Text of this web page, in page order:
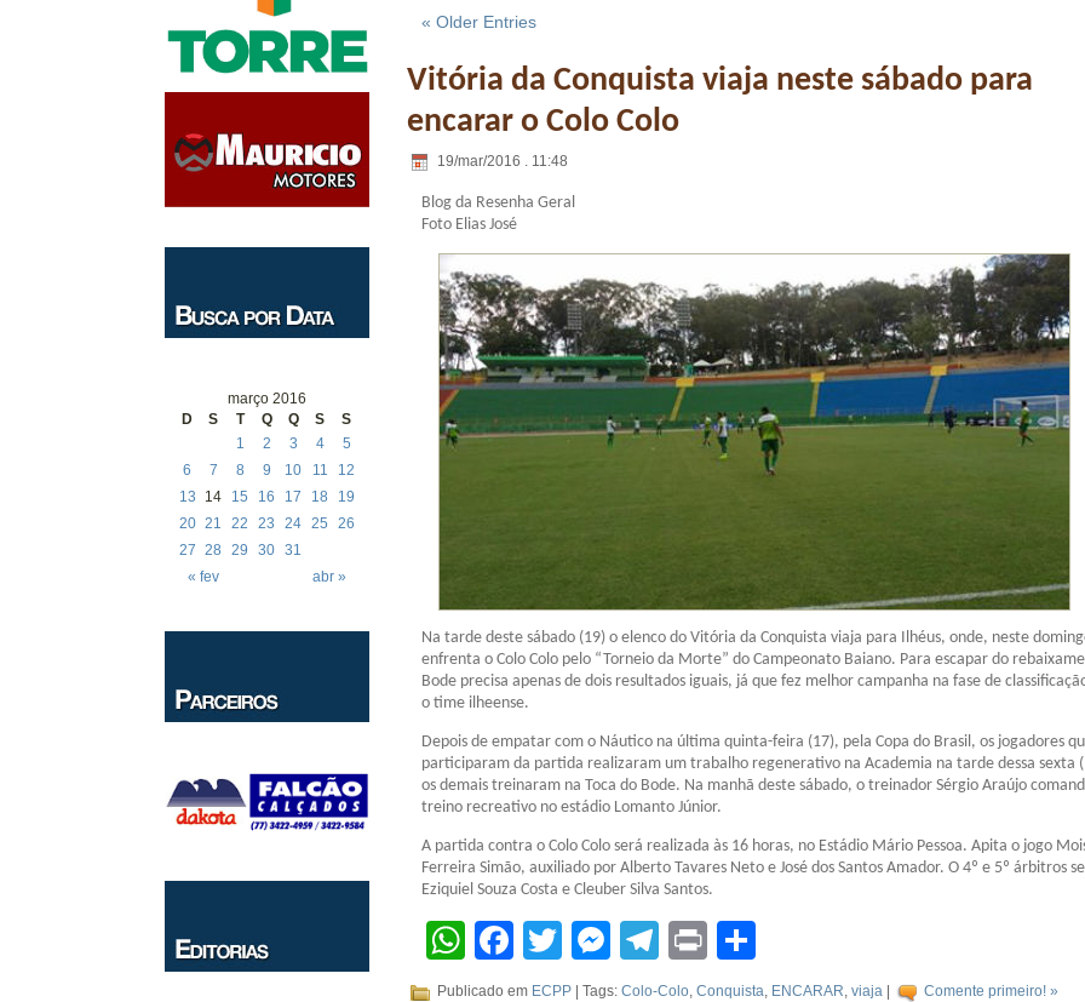
março 2016
D
S T Q Q S S
« fev abr »
1 2 3 4
5
6
7 8 9 10 11
12
13
14 15 16 17 18
19
20 21 22 23 24 25
26
27 28 29 30 31
« Older Entries
Vitória da Conquista viaja neste sábado para
encarar o Colo Colo
19/mar/2016 . 11:48
Blog da Resenha Geral
Foto Elias José
Na tarde deste sábado (19) o elenco do Vitória da Conquista viaja para Ilhéus, onde, neste
enfrenta o Colo Colo pelo “Torneio da Morte” do Campeonato Baiano. Para escapar do
Bode precisa apenas de dois resultados iguais, já que fez melhor campanha na fase de
o time ilheense.
Depois de empatar com o Náutico na última quinta-feira (17), pela Copa do Brasil, os jogadores
participaram da partida realizaram um trabalho regenerativo na Academia na tarde dessa sexta
os demais treinaram na Toca do Bode. Na manhã deste sábado, o treinador Sérgio Araújo
treino recreativo no estádio Lomanto Júnior.
A partida contra o Colo Colo será realizada às 16 horas, no Estádio Mário Pessoa. Apita o jogo
Ferreira Simão, auxiliado por Alberto Tavares Neto e José dos Santos Amador. O 4º e 5º árbitros
Eziquiel Souza Costa e Cleuber Silva Santos.
WhatsApp
Facebook
TwitterMessenger
Telegram
Print
Publicado em ECPP | Tags: Colo-Colo, Conquista, ENCARAR, viaja Comente primeiro! »